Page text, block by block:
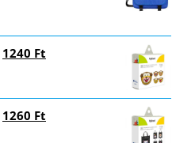
Original
1240 Ft
Original
1260 Ft